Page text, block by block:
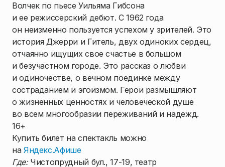
Волчек по пьесе Уильяма Гибсона
и ее режиссерский дебют. С 1962 года
он неизменно пользуется успехом у зрителей. Это
история Джерри и Гитель, двух одиноких сердец,
отчаянно ищущих свое счастье в большом
и безучастном городе. Это рассказ о любви
и одиночестве, о вечном поединке между
состраданием и эгоизмом. Герои размышляют
о жизненных ценностях и человеческой душе
во всем многообразии переживаний и надежд.
16+
Купить билет на спектакль можно
на Яндекс.Афише
Где:Чистопрудный бул., 17-19, театр